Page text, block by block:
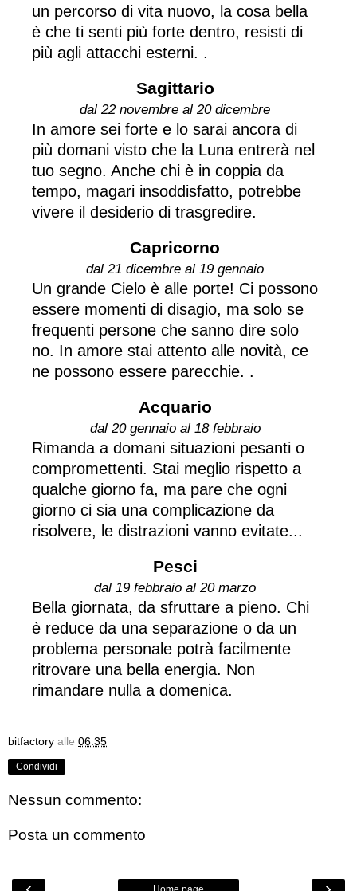
un percorso di vita nuovo, la cosa bella
è che ti senti più forte dentro, resisti di
più agli attacchi esterni. .
Sagittario
dal 22 novembre al 20 dicembre
In amore sei forte e lo sarai ancora di
più domani visto che la Luna entrerà nel
tuo segno. Anche chi è in coppia da
tempo, magari insoddisfatto, potrebbe
vivere il desiderio di trasgredire.
Capricorno
dal 21 dicembre al 19 gennaio
Un grande Cielo è alle porte! Ci possono
essere momenti di disagio, ma solo se
frequenti persone che sanno dire solo
no. In amore stai attento alle novità, ce
ne possono essere parecchie. .
Acquario
dal 20 gennaio al 18 febbraio
Rimanda a domani situazioni pesanti o
compromettenti. Stai meglio rispetto a
qualche giorno fa, ma pare che ogni
giorno ci sia una complicazione da
risolvere, le distrazioni vanno evitate...
Pesci
dal 19 febbraio al 20 marzo
Bella giornata, da sfruttare a pieno. Chi
è reduce da una separazione o da un
problema personale potrà facilmente
ritrovare una bella energia. Non
rimandare nulla a domenica.
bitfactory alle 06:35
Condividi
Nessun commento:
Posta un commento